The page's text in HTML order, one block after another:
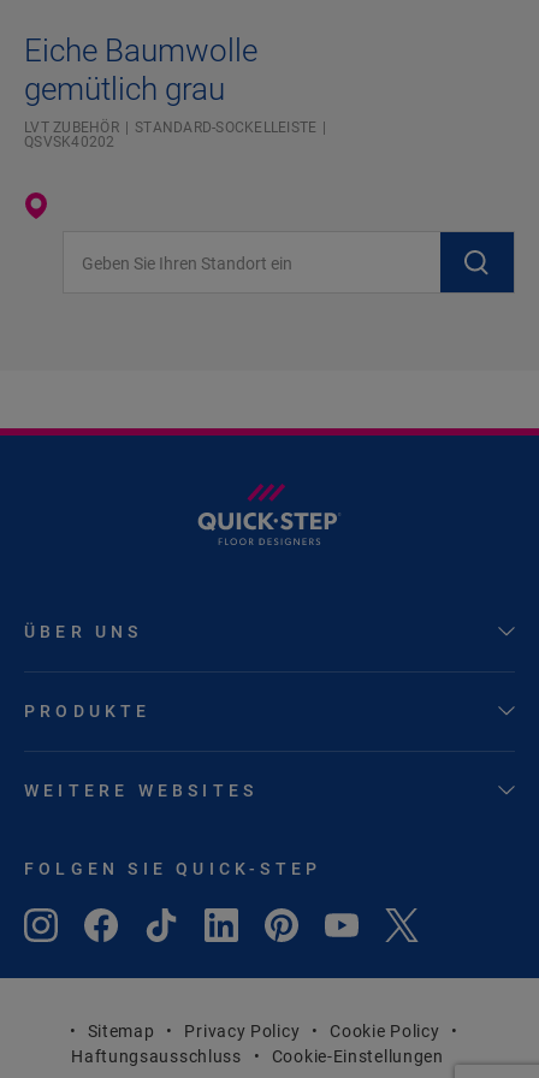
Eiche Baumwolle
gemütlich grau
LVT ZUBEHÖR
STANDARD-SOCKELLEISTE
QSVSK40202
ÜBER UNS
PRODUKTE
WEITERE WEBSITES
FOLGEN SIE QUICK-STEP
Sitemap Privacy Policy
Cookie Policy
Haftungsausschluss
Cookie-Einstellungen